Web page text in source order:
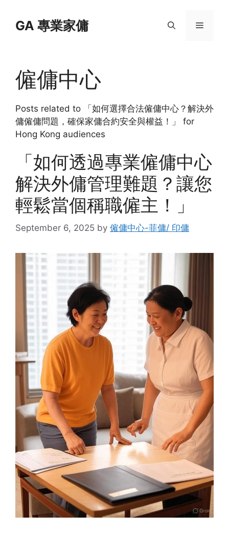
contentGA 專業家傭 Menu
僱傭中心
Posts related to 「如何選擇合法僱傭中心？解決外
傭僱傭問題，確保家傭合約安全與權益！」 for
Hong Kong audiences
「如何透過專業僱傭中心
解決外傭管理難題？讓您
輕鬆當個稱職僱主！」
September 6, 2025 by 僱傭中心-菲傭/ 印傭